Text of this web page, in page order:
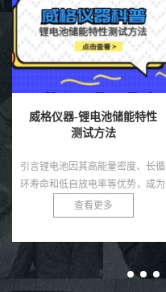
威格仪器-新能源电子水泵
测试方法
引言随着新能源汽车技术的不断发
展，电子水泵在电驱系统、动力电
池、热管理模块等环节中起着至关
重要的冷却作用。相比传统机械水
查看更多